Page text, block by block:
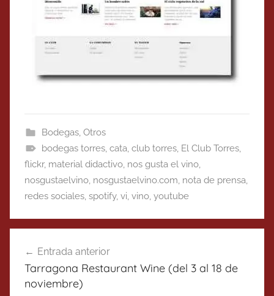
Bodegas, Otros
bodegas torres, cata, club torres, El Club Torres,
flickr, material didactivo, nos gusta el vino,
nosgustaelvino, nosgustaelvino.com, nota de prensa,
redes sociales, spotify, vi, vino, youtube
de
entradas
Entrada anterior
Tarragona Restaurant Wine (del 3 al 18 de
noviembre)